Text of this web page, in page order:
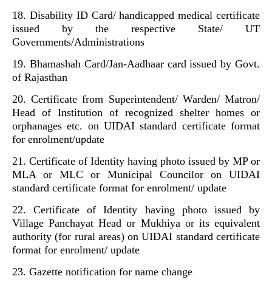
18. Disability ID Card/ handicapped medical certificate
issued by the respective State/ UT
Governments/Administrations
19. Bhamashah Card/Jan-Aadhaar card issued by Govt.
of Rajasthan
20. Certificate from Superintendent/ Warden/ Matron/
Head of Institution of recognized shelter homes or
orphanages etc. on UIDAI standard certificate format
for enrolment/update
21. Certificate of Identity having photo issued by MP or
MLA or MLC or Municipal Councilor on UIDAI
standard certificate format for enrolment/ update
22. Certificate of Identity having photo issued by
Village Panchayat Head or Mukhiya or its equivalent
authority (for rural areas) on UIDAI standard certificate
format for enrolment/ update
23. Gazette notification for name change